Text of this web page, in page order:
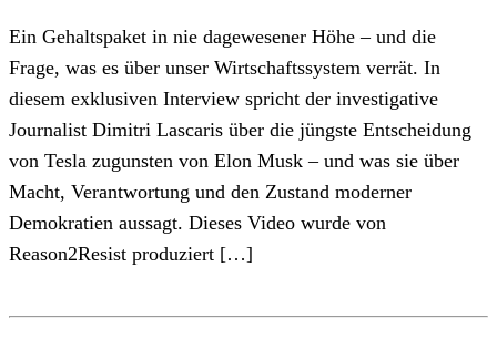
Ein Gehaltspaket in nie dagewesener Höhe – und die
Frage, was es über unser Wirtschaftssystem verrät. In
diesem exklusiven Interview spricht der investigative
Journalist Dimitri Lascaris über die jüngste Entscheidung
von Tesla zugunsten von Elon Musk – und was sie über
Macht, Verantwortung und den Zustand moderner
Demokratien aussagt. Dieses Video wurde von
Reason2Resist produziert […]